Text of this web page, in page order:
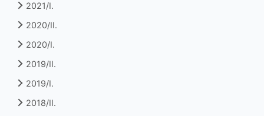
2021/I.
2020/II.
2020/I.
2019/II.
2019/I.
2018/II.